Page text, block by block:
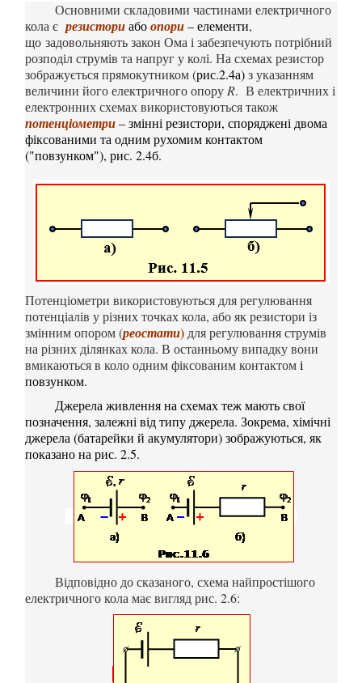
Основними складовими частинами електричного
кола є резисториабо опори– елементи,
що задовольняють закон Ома і забезпечують потрібний
розподіл струмів та напруг у колі. На схемах резистор
зображується прямокутником (рис.2.4а)з указанням
величини його електричного опору R. В електричних і
електронних схемах використовуються також
потенціометри– змінні резистори, споряджені двома
фіксованими та одним рухомимконтактом
("повзунком"), рис. 2.4б.
Потенціометри використовуються для регулювання
потенціалів у різних точках кола, або як резистори із
змінним опором (реостати) для регулювання струмів
на різних ділянках кола. В останньому випадку вони
вмикаються в коло одним фіксованим контактомі
повзунком.
Джерела живленняна схемах теж маютьсвої
позначення, залежні від типу джерела. Зокрема, хімічні
джерела (батарейки й акумулятори)зображуються, як
показано на рис. 2.5.
Відповідно до сказаного, схема найпростішого
електричного кола має вигляд рис. 2.6: